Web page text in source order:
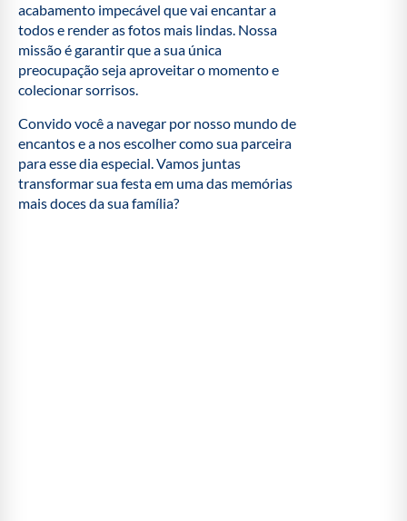
acabamento impecável que vai encantar a
todos e render as fotos mais lindas. Nossa
missão é garantir que a sua única
preocupação seja aproveitar o momento e
colecionar sorrisos.
Convido você a navegar por nosso mundo de
encantos e a nos escolher como sua parceira
para esse dia especial. Vamos juntas
transformar sua festa em uma das memórias
mais doces da sua família?